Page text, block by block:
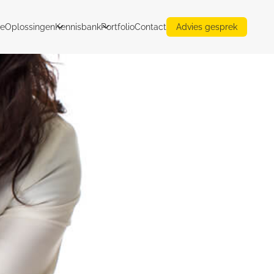
OplossingenKennisbankPortfolioContact Advies gesprek